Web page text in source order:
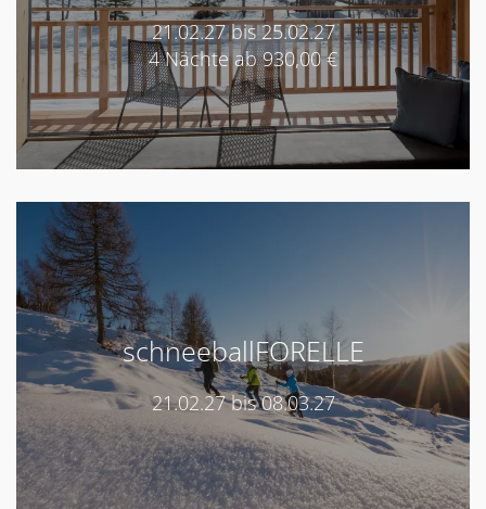
21.02.27 bis 25.02.27
4 Nächte ab 930,00 €
schneeballFORELLE
21.02.27 bis 08.03.27